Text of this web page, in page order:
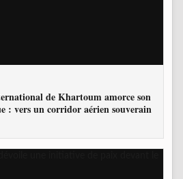
de Khartoum amorce son
: vers un corridor aérien souverain